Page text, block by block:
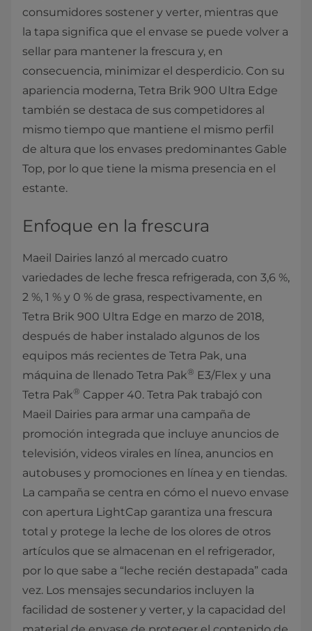
consumidores sostener y verter, mientras que
la tapa significa que el envase se puede volver a
sellar para mantener la frescura y, en
consecuencia, minimizar el desperdicio. Con su
apariencia moderna, Tetra Brik 900 Ultra Edge
también se destaca de sus competidores al
mismo tiempo que mantiene el mismo perfil
de altura que los envases predominantes Gable
Top, por lo que tiene la misma presencia en el
estante.
Enfoque en la frescura
Maeil Dairies lanzó al mercado cuatro
variedades de leche fresca refrigerada, con 3,6 %,
2 %, 1 % y 0 % de grasa, respectivamente, en
Tetra Brik 900 Ultra Edge en marzo de 2018,
después de haber instalado algunos de los
equipos más recientes de Tetra Pak, una
máquina de llenado Tetra Pak® E3/Flex y una
Tetra Pak® Capper 40. Tetra Pak trabajó con
Maeil Dairies para armar una campaña de
promoción integrada que incluye anuncios de
televisión, videos virales en línea, anuncios en
autobuses y promociones en línea y en tiendas.
La campaña se centra en cómo el nuevo envase
con apertura LightCap garantiza una frescura
total y protege la leche de los olores de otros
artículos que se almacenan en el refrigerador,
por lo que sabe a “leche recién destapada” cada
vez. Los mensajes secundarios incluyen la
facilidad de sostener y verter, y la capacidad del